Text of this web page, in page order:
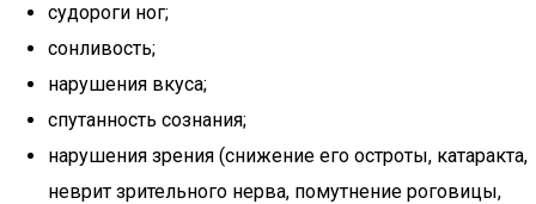
судороги ног;
сонливость;
нарушения вкуса;
спутанность сознания;
нарушения зрения (снижение его остроты, катаракта,
неврит зрительного нерва, помутнение роговицы,